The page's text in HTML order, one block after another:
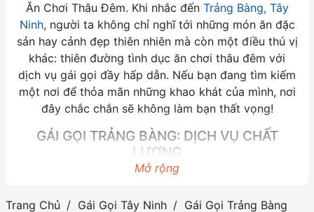
Ăn Chơi Thâu Đêm. Khi nhắc đến Trảng Bàng, Tây
Ninh, người ta không chỉ nghĩ tới những món ăn đặc
sản hay cảnh đẹp thiên nhiên mà còn một điều thú vị
khác: thiên đường tình dục ăn chơi thâu đêm với
dịch vụ gái gọi đầy hấp dẫn. Nếu bạn đang tìm kiếm
một nơi để thỏa mãn những khao khát của mình, nơi
đây chắc chắn sẽ không làm bạn thất vọng!
GÁI GỌI TRẢNG BÀNG: DỊCH VỤ CHẤT
LƯỢNG
Bàng rất đa dạng và phong phú. Tại đây, bạn có thể
Mở rộng
Trang Chủ Gái Gọi Tây Ninh Gái Gọi Trảng Bàng